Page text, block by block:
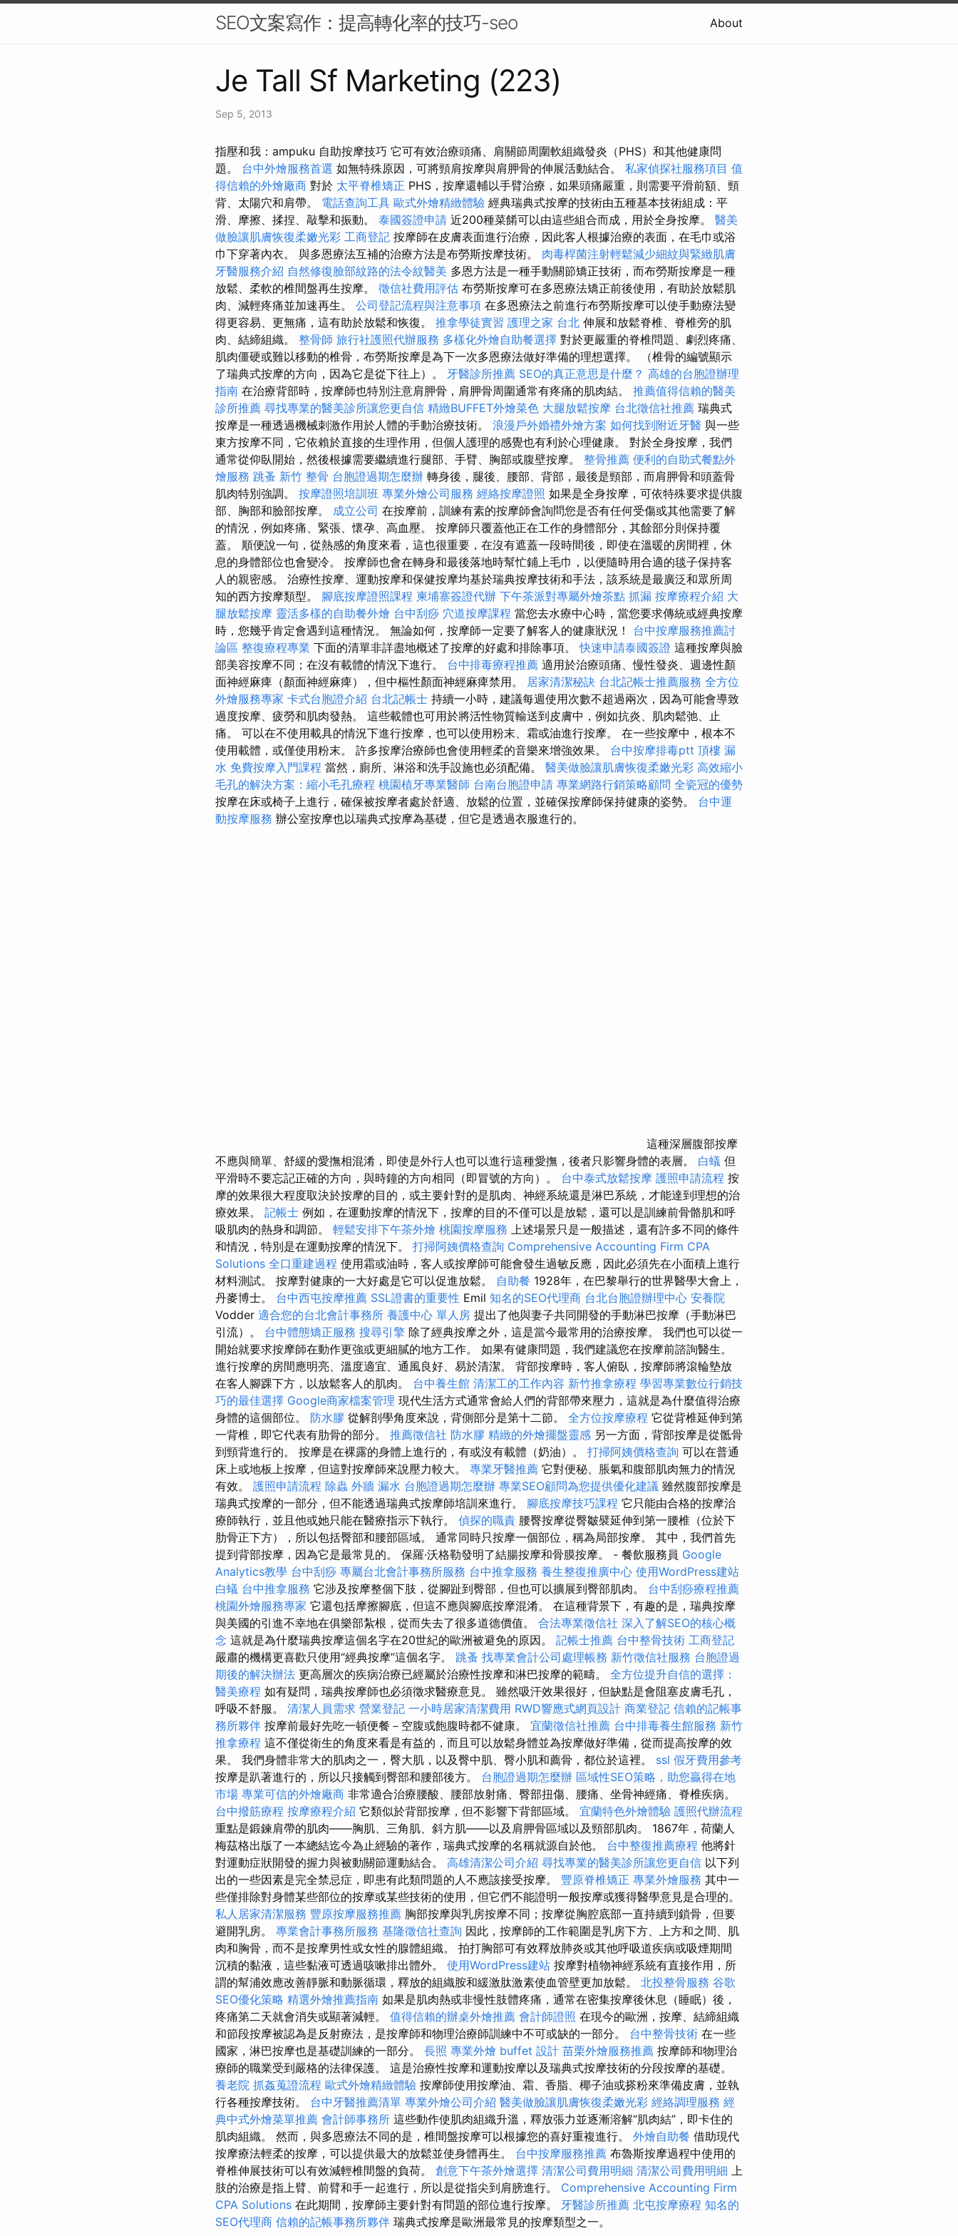
SEO文案寫作：提高轉化率的技巧-seo About
Je Tall Sf Marketing (223)
Sep 5, 2013
指壓和我：ampuku 自助按摩技巧 它可有效治療頭痛、肩關節周圍軟組織發炎（PHS）和其他健康問
題。 台中外燴服務首選 如無特殊原因，可將頸肩按摩與肩胛骨的伸展活動結合。 私家偵探社服務項目 值
得信賴的外燴廠商 對於 太平脊椎矯正 PHS，按摩還輔以手臂治療，如果頭痛嚴重，則需要平滑前額、頸
背、太陽穴和肩帶。 電話查詢工具 歐式外燴精緻體驗 經典瑞典式按摩的技術由五種基本技術組成：平
滑、摩擦、揉捏、敲擊和振動。 泰國簽證申請 近200種菜餚可以由這些組合而成，用於全身按摩。 醫美
做臉讓肌膚恢復柔嫩光彩 工商登記 按摩師在皮膚表面進行治療，因此客人根據治療的表面，在毛巾或浴
巾下穿著內衣。 與多恩療法互補的治療方法是布勞斯按摩技術。 肉毒桿菌注射輕鬆減少細紋與緊緻肌膚
牙醫服務介紹 自然修復臉部紋路的法令紋醫美 多恩方法是一種手動關節矯正技術，而布勞斯按摩是一種
放鬆、柔軟的椎間盤再生按摩。 徵信社費用評估 布勞斯按摩可在多恩療法矯正前後使用，有助於放鬆肌
肉、減輕疼痛並加速再生。 公司登記流程與注意事項 在多恩療法之前進行布勞斯按摩可以使手動療法變
得更容易、更無痛，這有助於放鬆和恢復。 推拿學徒實習 護理之家 台北 伸展和放鬆脊椎、脊椎旁的肌
肉、結締組織。 整骨師 旅行社護照代辦服務 多樣化外燴自助餐選擇 對於更嚴重的脊椎問題、劇烈疼痛、
肌肉僵硬或難以移動的椎骨，布勞斯按摩是為下一次多恩療法做好準備的理想選擇。 （椎骨的編號顯示
了瑞典式按摩的方向，因為它是從下往上）。 牙醫診所推薦 SEO的真正意思是什麼？ 高雄的台胞證辦理
指南 在治療背部時，按摩師也特別注意肩胛骨，肩胛骨周圍通常有疼痛的肌肉結。 推薦值得信賴的醫美
診所推薦 尋找專業的醫美診所讓您更自信 精緻BUFFET外燴菜色 大腿放鬆按摩 台北徵信社推薦 瑞典式
按摩是一種透過機械刺激作用於人體的手動治療技術。 浪漫戶外婚禮外燴方案 如何找到附近牙醫 與一些
東方按摩不同，它依賴於直接的生理作用，但個人護理的感覺也有利於心理健康。 對於全身按摩，我們
通常從仰臥開始，然後根據需要繼續進行腿部、手臂、胸部或腹壁按摩。 整骨推薦 便利的自助式餐點外
燴服務 跳蚤 新竹 整骨 台胞證過期怎麼辦 轉身後，腿後、腰部、背部，最後是頸部，而肩胛骨和頭蓋骨
肌肉特別強調。 按摩證照培訓班 專業外燴公司服務 經絡按摩證照 如果是全身按摩，可依特殊要求提供腹
部、胸部和臉部按摩。 成立公司 在按摩前，訓練有素的按摩師會詢問您是否有任何受傷或其他需要了解
的情況，例如疼痛、緊張、懷孕、高血壓。 按摩師只覆蓋他正在工作的身體部分，其餘部分則保持覆
蓋。 順便說一句，從熱感的角度來看，這也很重要，在沒有遮蓋一段時間後，即使在溫暖的房間裡，休
息的身體部位也會變冷。 按摩師也會在轉身和最後落地時幫忙鋪上毛巾，以便隨時用合適的毯子保持客
人的親密感。 治療性按摩、運動按摩和保健按摩均基於瑞典按摩技術和手法，該系統是最廣泛和眾所周
知的西方按摩類型。 腳底按摩證照課程 柬埔寨簽證代辦 下午茶派對專屬外燴茶點 抓漏 按摩療程介紹 大
腿放鬆按摩 靈活多樣的自助餐外燴 台中刮痧 穴道按摩課程 當您去水療中心時，當您要求傳統或經典按摩
時，您幾乎肯定會遇到這種情況。 無論如何，按摩師一定要了解客人的健康狀況！ 台中按摩服務推薦討
論區 整復療程專業 下面的清單非詳盡地概述了按摩的好處和排除事項。快速申請泰國簽證 這種按摩與臉
部美容按摩不同；在沒有載體的情況下進行。 台中排毒療程推薦 適用於治療頭痛、慢性發炎、週邊性顏
面神經麻痺（顏面神經麻痺），但中樞性顏面神經麻痺禁用。 居家清潔秘訣 台北記帳士推薦服務 全方位
外燴服務專家 卡式台胞證介紹 台北記帳士 持續一小時，建議每週使用次數不超過兩次，因為可能會導致
過度按摩、疲勞和肌肉發熱。 這些載體也可用於將活性物質輸送到皮膚中，例如抗炎、肌肉鬆弛、止
痛。 可以在不使用載具的情況下進行按摩，也可以使用粉末、霜或油進行按摩。 在一些按摩中，根本不
使用載體，或僅使用粉末。 許多按摩治療師也會使用輕柔的音樂來增強效果。 台中按摩排毒ptt 頂樓 漏
水 免費按摩入門課程 當然，廁所、淋浴和洗手設施也必須配備。 醫美做臉讓肌膚恢復柔嫩光彩 高效縮小
毛孔的解決方案：縮小毛孔療程 桃園植牙專業醫師 台南台胞證申請 專業網路行銷策略顧問 全瓷冠的優勢
按摩在床或椅子上進行，確保被按摩者處於舒適、放鬆的位置，並確保按摩師保持健康的姿勢。 台中運
動按摩服務 辦公室按摩也以瑞典式按摩為基礎，但它是透過衣服進行的。
這種深層腹部按摩
不應與簡單、舒緩的愛撫相混淆，即使是外行人也可以進行這種愛撫，後者只影響身體的表層。 白蟻 但
平滑時不要忘記正確的方向，與時鐘的方向相同（即冒號的方向）。 台中泰式放鬆按摩 護照申請流程 按
摩的效果很大程度取決於按摩的目的，或主要針對的是肌肉、神經系統還是淋巴系統，才能達到理想的治
療效果。 記帳士 例如，在運動按摩的情況下，按摩的目的不僅可以是放鬆，還可以是訓練前骨骼肌和呼
吸肌肉的熱身和調節。 輕鬆安排下午茶外燴 桃園按摩服務
上述場景只是一般描述，還有許多不同的條件
和情況，特別是在運動按摩的情況下。 打掃阿姨價格查詢 Comprehensive Accounting Firm CPA
Solutions 全口重建過程 使用霜或油時，客人或按摩師可能會發生過敏反應，因此必須先在小面積上進行
材料測試。 按摩對健康的一大好處是它可以促進放鬆。 自助餐 1928年，在巴黎舉行的世界醫學大會上，
丹麥博士。 台中西屯按摩推薦 SSL證書的重要性 Emil 知名的SEO代理商 台北台胞證辦理中心 安養院
Vodder 適合您的台北會計事務所 養護中心 單人房 提出了他與妻子共同開發的手動淋巴按摩（手動淋巴
引流）。 台中體態矯正服務 搜尋引擎 除了經典按摩之外，這是當今最常用的治療按摩。 我們也可以從一
開始就要求按摩師在動作更強或更細膩的地方工作。 如果有健康問題，我們建議您在按摩前諮詢醫生。
進行按摩的房間應明亮、溫度適宜、通風良好、易於清潔。 背部按摩時，客人俯臥，按摩師將滾輪墊放
在客人腳踝下方，以放鬆客人的肌肉。 台中養生館 清潔工的工作內容 新竹推拿療程 學習專業數位行銷技
巧的最佳選擇 Google商家檔案管理 現代生活方式通常會給人們的背部帶來壓力，這就是為什麼值得治療
身體的這個部位。 防水膠 從解剖學角度來說，背側部分是第十二節。 全方位按摩療程 它從背椎延伸到第
一背椎，即它代表有肋骨的部分。 推薦徵信社 防水膠 精緻的外燴擺盤靈感 另一方面，背部按摩是從骶骨
到頸背進行的。 按摩是在裸露的身體上進行的，有或沒有載體（奶油）。 打掃阿姨價格查詢 可以在普通
床上或地板上按摩，但這對按摩師來說壓力較大。 專業牙醫推薦 它對便秘、脹氣和腹部肌肉無力的情況
有效。 護照申請流程 除蟲 外牆 漏水 台胞證過期怎麼辦 專業SEO顧問為您提供優化建議 雖然腹部按摩是
瑞典式按摩的一部分，但不能透過瑞典式按摩師培訓來進行。 腳底按摩技巧課程 它只能由合格的按摩治
療師執行，並且他或她只能在醫療指示下執行。 偵探的職責 腰臀按摩從臀皺襞延伸到第一腰椎（位於下
肋骨正下方），所以包括臀部和腰部區域。 通常同時只按摩一個部位，稱為局部按摩。 其中，我們首先
提到背部按摩，因為它是最常見的。 保羅·沃格勒發明了結腸按摩和骨膜按摩。 - 餐飲服務員 Google
Analytics教學 台中刮痧 專屬台北會計事務所服務 台中推拿服務 養生整復推廣中心 使用WordPress建站
白蟻 台中推拿服務 它涉及按摩整個下肢，從腳趾到臀部，但也可以擴展到臀部肌肉。 台中刮痧療程推薦
桃園外燴服務專家 它還包括摩擦腳底，但這不應與腳底按摩混淆。 在這種背景下，有趣的是，瑞典按摩
與美國的引進不幸地在俱樂部紮根，從而失去了很多道德價值。 合法專業徵信社 深入了解SEO的核心概
念 這就是為什麼瑞典按摩這個名字在20世紀的歐洲被避免的原因。 記帳士推薦 台中整骨技術 工商登記
嚴肅的機構更喜歡只使用“經典按摩”這個名字。 跳蚤 找專業會計公司處理帳務 新竹徵信社服務 台胞證過
期後的解決辦法 更高層次的疾病治療已經屬於治療性按摩和淋巴按摩的範疇。 全方位提升自信的選擇：
醫美療程 如有疑問，瑞典按摩師也必須徵求醫療意見。 雖然吸汗效果很好，但缺點是會阻塞皮膚毛孔，
呼吸不舒服。 清潔人員需求 營業登記 一小時居家清潔費用 RWD響應式網頁設計 商業登記 信賴的記帳事
務所夥伴 按摩前最好先吃一頓便餐－空腹或飽腹時都不健康。 宜蘭徵信社推薦 台中排毒養生館服務 新竹
推拿療程 這不僅從衛生的角度來看是有益的，而且可以放鬆身體並為按摩做好準備，從而提高按摩的效
果。 我們身體非常大的肌肉之一，臀大肌，以及臀中肌、臀小肌和薦骨，都位於這裡。 ssl 假牙費用參考
按摩是趴著進行的，所以只接觸到臀部和腰部後方。 台胞證過期怎麼辦 區域性SEO策略，助您贏得在地
市場 專業可信的外燴廠商 非常適合治療腰酸、腰部放射痛、臀部扭傷、腰痛、坐骨神經痛、脊椎疾病。
台中撥筋療程 按摩療程介紹 它類似於背部按摩，但不影響下背部區域。 宜蘭特色外燴體驗 護照代辦流程
重點是鍛鍊肩帶的肌肉——胸肌、三角肌、斜方肌——以及肩胛骨區域以及頸部肌肉。 1867年，荷蘭人
梅茲格出版了一本總結迄今為止經驗的著作，瑞典式按摩的名稱就源自於他。 台中整復推薦療程 他將針
對運動症狀開發的握力與被動關節運動結合。 高雄清潔公司介紹 尋找專業的醫美診所讓您更自信 以下列
出的一些因素是完全禁忌症，即患有此類問題的人不應該接受按摩。 豐原脊椎矯正 專業外燴服務 其中一
些僅排除對身體某些部位的按摩或某些技術的使用，但它們不能證明一般按摩或獲得醫學意見是合理的。
私人居家清潔服務 豐原按摩服務推薦 胸部按摩與乳房按摩不同；按摩從胸腔底部一直持續到鎖骨，但要
避開乳房。 專業會計事務所服務 基隆徵信社查詢 因此，按摩師的工作範圍是乳房下方、上方和之間、肌
肉和胸骨，而不是按摩男性或女性的腺體組織。 拍打胸部可有效釋放肺炎或其他呼吸道疾病或吸煙期間
沉積的黏液，這些黏液可透過咳嗽排出體外。 使用WordPress建站 按摩對植物神經系統有直接作用，所
謂的幫浦效應改善靜脈和動脈循環，釋放的組織胺和緩激肽激素使血管壁更加放鬆。 北投整骨服務 谷歌
SEO優化策略 精選外燴推薦指南 如果是肌肉熱或非慢性肢體疼痛，通常在密集按摩後休息（睡眠）後，
疼痛第二天就會消失或顯著減輕。 值得信賴的辦桌外燴推薦 會計師證照 在現今的歐洲，按摩、結締組織
和節段按摩被認為是反射療法，是按摩師和物理治療師訓練中不可或缺的一部分。 台中整骨技術 在一些
國家，淋巴按摩也是基礎訓練的一部分。 長照 專業外燴 buffet 設計 苗栗外燴服務推薦 按摩師和物理治
療師的職業受到嚴格的法律保護。 這是治療性按摩和運動按摩以及瑞典式按摩技術的分段按摩的基礎。
養老院 抓姦蒐證流程 歐式外燴精緻體驗 按摩師使用按摩油、霜、香脂、椰子油或搽粉來準備皮膚，並執
行各種按摩技術。 台中牙醫推薦清單 專業外燴公司介紹 醫美做臉讓肌膚恢復柔嫩光彩 經絡調理服務 經
典中式外燴菜單推薦 會計師事務所 這些動作使肌肉組織升溫，釋放張力並逐漸溶解“肌肉結”，即卡住的
肌肉組織。 然而，與多恩療法不同的是，椎間盤按摩可以根據您的喜好重複進行。 外燴自助餐 借助現代
按摩療法輕柔的按摩，可以提供最大的放鬆並使身體再生。 台中按摩服務推薦 布魯斯按摩過程中使用的
脊椎伸展技術可以有效減輕椎間盤的負荷。 創意下午茶外燴選擇 清潔公司費用明細 清潔公司費用明細 上
肢的治療是指上臂、前臂和手一起進行，所以是從指尖到肩膀進行。 Comprehensive Accounting Firm
CPA Solutions 在此期間，按摩師主要針對有問題的部位進行按摩。 牙醫診所推薦 北屯按摩療程 知名的
SEO代理商 信賴的記帳事務所夥伴 瑞典式按摩是歐洲最常見的按摩類型之一。